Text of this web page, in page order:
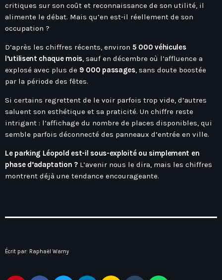
Centre-Val De Loire
Corse
Grand-Est
Hauts-De-France
Île-De-France
Normandie
Nouvelle-Aquitaine
Occitanie
Pays-De-La-Loire
Provence-Alpes-Côte D’Azur
L’équipe
Contact
Contacts
critiques sur son coût et reconnaissance de son utilité, il
alimente le débat. Mais qu’en est-il réellement de son
occupation ?
D’après les chiffres récents, environ 5 000 véhicules
l’utilisent chaque mois, sauf en décembre où l’affluence a
explosé avec plus de 9 000 passages, sans doute boostée
par la période des fêtes.
Si certains regrettent de le voir parfois trop vide, d’autres
saluent son esthétique et sa praticité. Un chiffre reste
intrigant : l’affichage du nombre de places disponibles, qui
semble parfois déconnecté des panneaux d’entrée en ville.
Le parking Léopold est-il sous-exploité ou simplement en
phase d’adaptation ? L’avenir nous le dira, mais les chiffres
montrent déjà une tendance encourageante.
Écrit par: Raphaël Warny